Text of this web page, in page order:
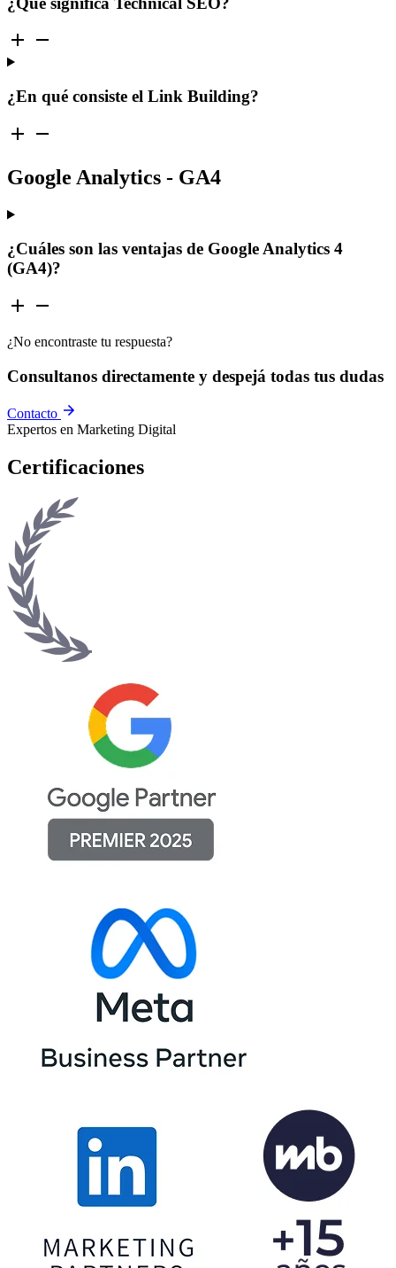
¿En qué consiste el Link Building?
Google Analytics - GA4
¿Cuáles son las ventajas de Google Analytics 4
(GA4)?
¿No encontraste tu respuesta?
Consultanos directamente y despejá todas tus dudas
Contacto
Expertos en Marketing Digital
Certificaciones